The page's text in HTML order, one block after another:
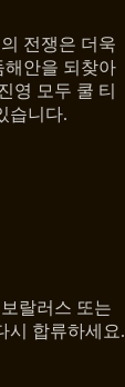
전쟁은 더욱
해안을 되찾아
영 모두 쿨 티
습니다.
랄러스 또는
시 합류하세요.